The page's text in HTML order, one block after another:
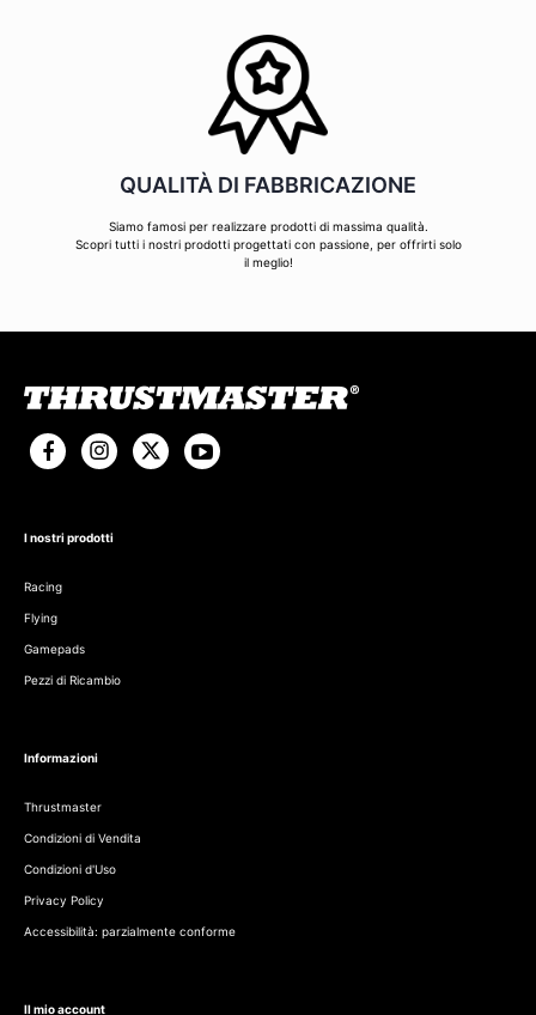
QUALITÀ DI FABBRICAZIONE
Siamo famosi per realizzare prodotti di massima qualità.
Scopri tutti i nostri prodotti progettati con passione, per offrirti solo
il meglio!
I nostri prodotti
Racing
Flying
Gamepads
Pezzi di Ricambio
Informazioni
Thrustmaster
Condizioni di Vendita
Condizioni d'Uso
Privacy Policy
Accessibilità: parzialmente conforme
Il mio account